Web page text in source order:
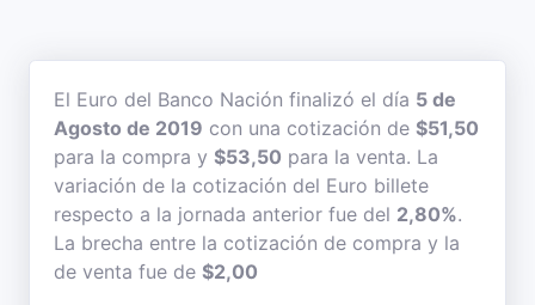
El Euro del Banco Nación finalizó el día 5 de
Agosto de 2019 con una cotización de $51,50
para la compra y $53,50 para la venta. La
variación de la cotización del Euro billete
respecto a la jornada anterior fue del 2,80%.
La brecha entre la cotización de compra y la
de venta fue de $2,00